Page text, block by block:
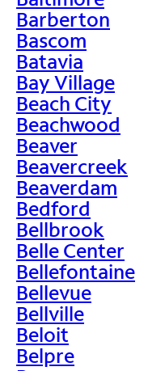
Barberton
Bascom
Batavia
Bay Village
Beach City
Beachwood
Beaver
Beavercreek
Beaverdam
Bedford
Bellbrook
Belle Center
Bellefontaine
Bellevue
Bellville
Beloit
Belpre